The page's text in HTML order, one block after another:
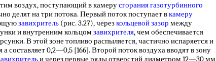
воздух, поступающий в камерусгорания газотурбинного
делят на три потока. Первый поток поступает вкамеру
завихритель (рис. 3.27), черезкольцевой зазор между
и внутренним кольцом завихрителя, чем обеспечивается
В этой зоне топливо распыляется, частично испаряется и
а составляет 0,2—0,5 [166]. Второй поток воздуха вводят в зону
и через первые ряды отверстий диаметром 12—30 мм